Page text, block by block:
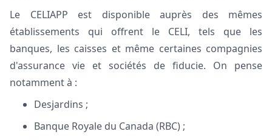
Le CELIAPP est disponible auprès des mêmes
établissements qui offrent le CELI, tels que les
banques, les caisses et même certaines compagnies
d'assurance vie et sociétés de fiducie. On pense
notamment à :
Desjardins ;
Banque Royale du Canada (RBC) ;